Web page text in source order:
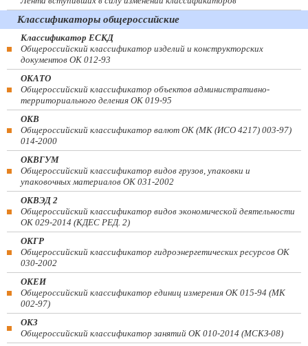
Классификаторы общероссийские
Классификатор ЕСКД
Общероссийский классификатор изделий и конструкторских
документов ОК 012-93
ОКАТО
Общероссийский классификатор объектов административно-
территориального деления ОК 019-95
ОКВ
Общероссийский классификатор валют ОК (МК (ИСО 4217) 003-97)
014-2000
ОКВГУМ
Общероссийский классификатор видов грузов, упаковки и
упаковочных материалов ОК 031-2002
ОКВЭД 2
Общероссийский классификатор видов экономической деятельности
ОК 029-2014 (КДЕС РЕД. 2)
ОКГР
Общероссийский классификатор гидроэнергетических ресурсов ОК
030-2002
ОКЕИ
Общероссийский классификатор единиц измерения ОК 015-94 (МК
002-97)
ОКЗ
Общероссийский классификатор занятий ОК 010-2014 (МСКЗ-08)